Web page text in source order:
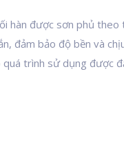
hàn được sơn phủ theo
đảm bảo độ bền và
quá trình sử dụng được